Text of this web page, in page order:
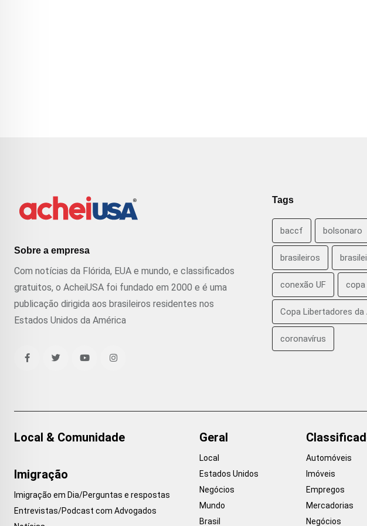
Sobre a empresa
Com notícias da Flórida, EUA e mundo, e classificados
gratuitos, o AcheiUSA foi fundado em 2000 e é uma
publicação dirigida aos brasileiros residentes nos
Estados Unidos da América
Tags
baccf bolsonaro
brasileiros
conexão UF copa
Copa Libertadores da
coronavírus
Local & Comunidade
Imigração
Imigração em Dia/Perguntas e respostas
Entrevistas/Podcast com Advogados
Geral
Local
Estados Unidos
Negócios
Mundo
Brasil
Automóveis
Imóveis
Empregos
Mercadorias
Negócios